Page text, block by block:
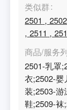
类似群
2501 ,2502
,2511 ,
商品/服务
2501-乳罩
衣;2502-婴
装;2503-
鞋;2509-袜